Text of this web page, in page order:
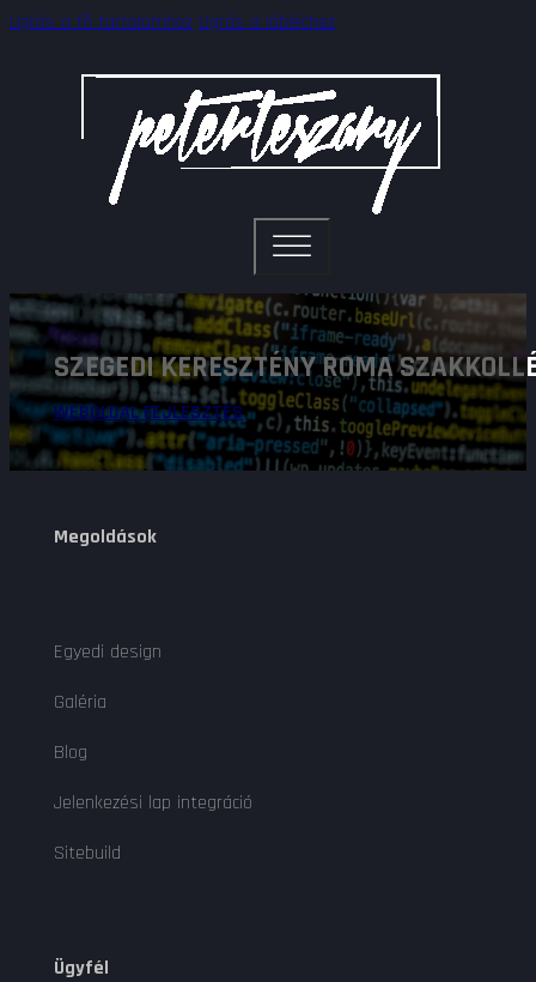
Ugrás a fő tartalomhoz Ugrás a lábléchez
SZEGEDI KERESZTÉNY ROMA
WEBOLDAL FEJLESZTÉS
Megoldások
Egyedi design
Galéria
Blog
Jelenkezési lap integráció
Sitebuild
Ügyfél